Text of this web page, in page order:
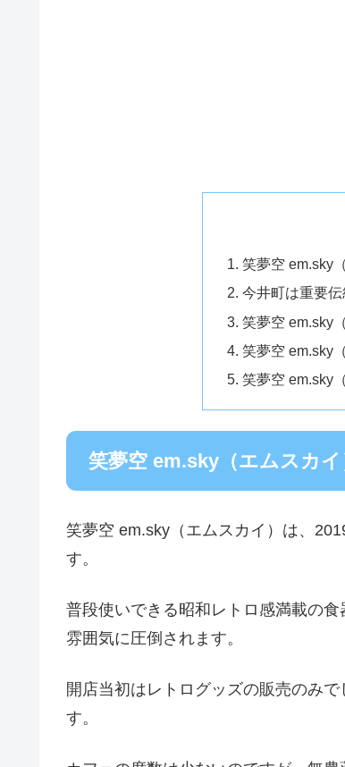
笑夢空 em.sky
今井町は重要
笑夢空 em.sky
笑夢空 em.sky
笑夢空 em.sky
笑夢空 em.sky（エムスカイ
笑夢空 em.sky（エムスカイ）は、
す。
普段使いできる昭和レトロ感満載の
雰囲気に圧倒されます。
開店当初はレトログッズの販売のみ
す。